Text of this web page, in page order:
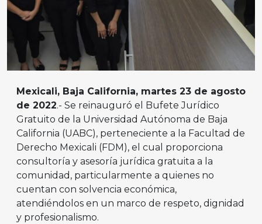
Mexicali, Baja California, martes 23 de agosto
de 2022.- Se reinauguró el Bufete Jurídico
Gratuito de la Universidad Autónoma de Baja
California (UABC), perteneciente a la Facultad de
Derecho Mexicali (FDM), el cual proporciona
consultoría y asesoría jurídica gratuita a la
comunidad, particularmente a quienes no
cuentan con solvencia económica,
atendiéndolos en un marco de respeto, dignidad
y profesionalismo.